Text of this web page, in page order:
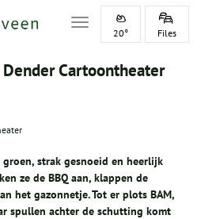
Toggle navigation
20° Files
Cartoontheater
groen, strak gesnoeid en heerlijk
ze de BBQ aan, klappen de
het gazonnetje. Tot er plots BAM,
spullen achter de schutting komt